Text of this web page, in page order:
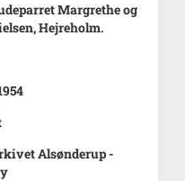
Margrethe og
Hejreholm.
Alsønderup -